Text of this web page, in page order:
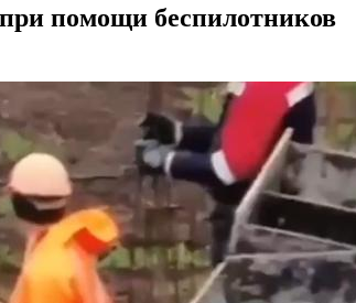
помощи беспилотников